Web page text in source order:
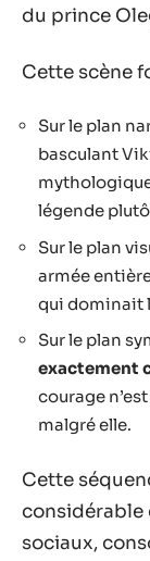
du prince
Cette scène
Sur le plan
basculant
légende
Sur le plan
armée
qui dominait
Sur le plan
exactement
courage
malgré elle.
Cette
considérable
sociaux,